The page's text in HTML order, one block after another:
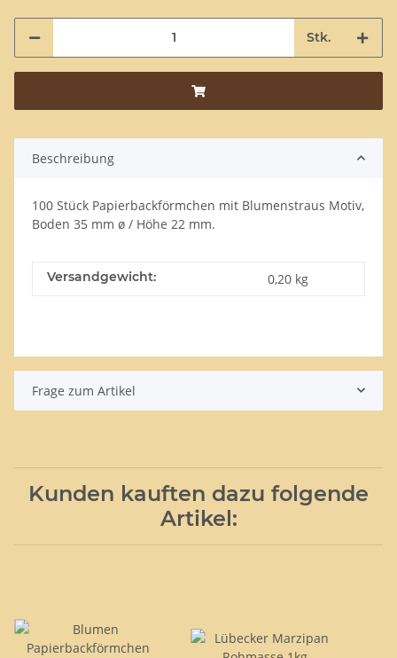
Stk.
Beschreibung
100 Stück Papierbackförmchen mit Blumenstraus Motiv,
Boden 35 mm ø / Höhe 22 mm.
Versandgewicht: 0,20 kg
Frage zum Artikel
Kunden kauften dazu folgende
Artikel: